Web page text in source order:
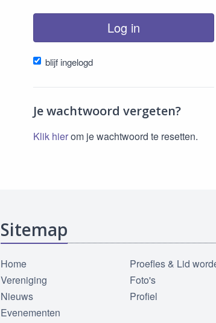
Log in
blijf ingelogd
Je wachtwoord vergeten?
Klik hierom je wachtwoord te resetten.
Sitemap
Home
Vereniging
Nieuws
Evenementen
Proefles & Lid
Foto's
Profiel